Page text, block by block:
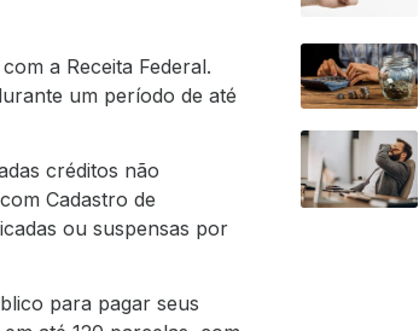
a Receita Federal.
um período de até
créditos não
Cadastro de
ou suspensas por
para pagar seus